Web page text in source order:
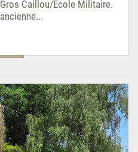
Caillou/École Militaire.